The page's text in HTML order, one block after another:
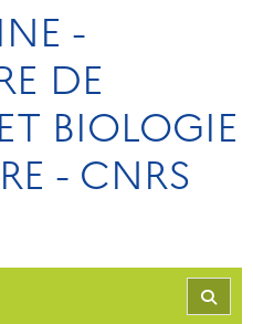
-
DE
BIOLOGIE
- CNRS